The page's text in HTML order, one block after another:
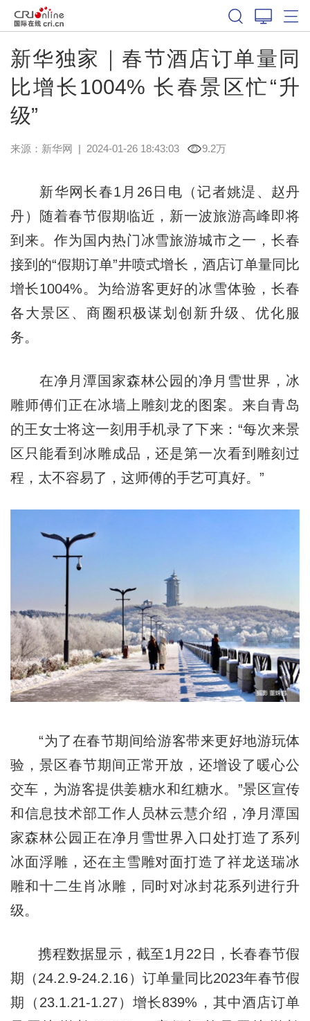
新华独家｜春节酒店订单量同
比增长1004% 长春景区忙“升
级”
来源： 新华网 | 2024-01-26 18:43:03 9.2万
新华网长春1月26日电（记者姚湜、赵丹
丹）随着春节假期临近，新一波旅游高峰即将
到来。作为国内热门冰雪旅游城市之一，长春
接到的“假期订单”井喷式增长，酒店订单量同比
增长1004%。为给游客更好的冰雪体验，长春
各大景区、商圈积极谋划创新升级、优化服
务。
在净月潭国家森林公园的净月雪世界，冰
雕师傅们正在冰墙上雕刻龙的图案。来自青岛
的王女士将这一刻用手机录了下来：“每次来景
区只能看到冰雕成品，还是第一次看到雕刻过
程，太不容易了，这师傅的手艺可真好。”
“为了在春节期间给游客带来更好地游玩体
验，景区春节期间正常开放，还增设了暖心公
交车，为游客提供姜糖水和红糖水。”景区宣传
和信息技术部工作人员林云慧介绍，净月潭国
家森林公园正在净月雪世界入口处打造了系列
冰面浮雕，还在主雪雕对面打造了祥龙送瑞冰
雕和十二生肖冰雕，同时对冰封花系列进行升
级。
携程数据显示，截至1月22日，长春春节假
期（24.2.9-24.2.16）订单量同比2023年春节假
期（23.1.21-1.27）增长839%，其中酒店订单